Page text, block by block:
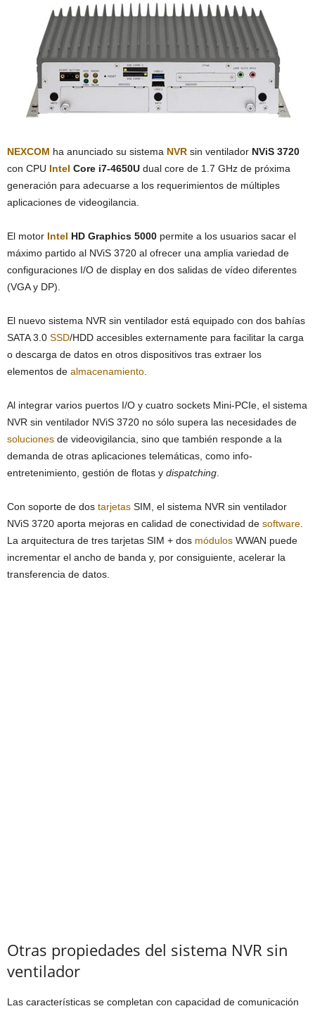
NEXCOM ha anunciado su sistema NVR sin ventilador NViS 3720
con CPU Intel Core i7-4650U dual core de 1.7 GHz de próxima
generación para adecuarse a los requerimientos de múltiples
aplicaciones de videogilancia.
El motor Intel HD Graphics 5000 permite a los usuarios sacar el
máximo partido al NViS 3720 al ofrecer una amplia variedad de
configuraciones I/O de display en dos salidas de vídeo diferentes
(VGA y DP).
El nuevo sistema NVR sin ventilador está equipado con dos bahías
SATA 3.0 SSD/HDD accesibles externamente para facilitar la carga
o descarga de datos en otros dispositivos tras extraer los
elementos de almacenamiento
Al integrar varios puertos I/O y cuatro sockets Mini-PCIe, el sistema
NVR sin ventilador NViS 3720 no sólo supera las necesidades de
soluciones de videovigilancia, sino que también responde a la
demanda de otras aplicaciones telemáticas, como info-
entretenimiento, gestión de flotas y dispatching
Con soporte de dos tarjetas SIM, el sistema NVR sin ventilador
NViS 3720 aporta mejoras en calidad de conectividad de software
La arquitectura de tres tarjetas SIM + dos módulos WWAN puede
incrementar el ancho de banda y, por consiguiente, acelerar la
transferencia de datos.
Otras propiedades del sistema NVR sin
ventilador
Las características se completan con capacidad de comunicación